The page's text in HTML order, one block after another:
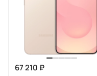
67 210 ₽